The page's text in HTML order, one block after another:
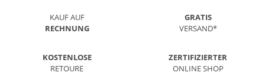
KAUF AUF
RECHNUNG
GRATIS
VERSAND*
KOSTENLOSE
RETOURE
ZERTIFIZIERTER
ONLINE SHOP